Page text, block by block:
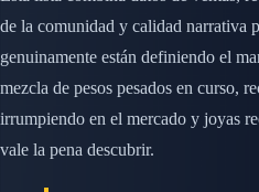
de la comunidad y calidad narrativa
genuinamente están definiendo el
mezcla de pesos pesados en curso,
irrumpiendo en el mercado y joyas
vale la pena descubrir.